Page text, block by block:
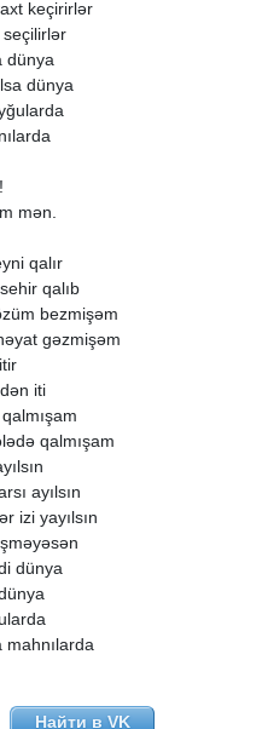
keçirirlər
seçilirlər
dünya
dünya
mən.
qalır
sehir qalıb
bezmişəm
gəzmişəm
itir
iti
qalmışam
qalmışam
ayılsın
izi yayılsın
dünya
mahnılarda
Найти в VK